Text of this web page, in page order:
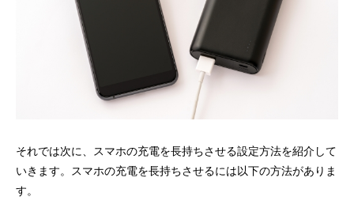
それでは次に、スマホの充電を長持ちさせる設定方法を紹介して
いきます。スマホの充電を長持ちさせるには以下の方法がありま
す。